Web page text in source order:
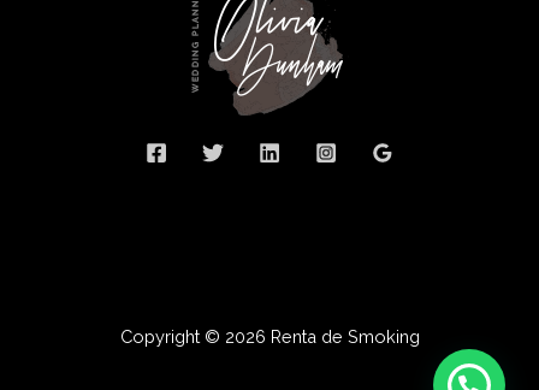
Copyright © 2026 Renta de Smoking